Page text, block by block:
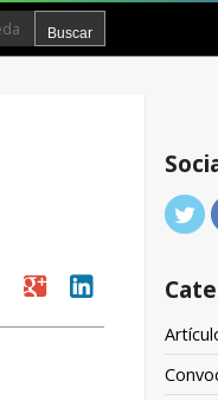
google linkedin